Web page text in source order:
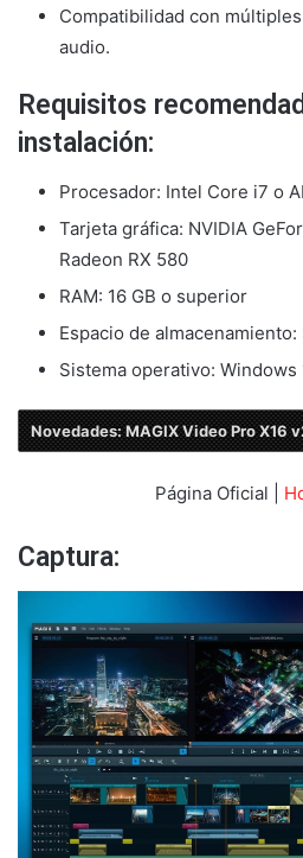
Compatibilidad con
audio.
Requisitos
instalación:
Procesador: Intel Core i7 o
Tarjeta gráfica: NVIDIA
Radeon RX 580
RAM: 16 GB o superior
Espacio de almacenamiento:
Sistema operativo: Windows
Novedades: MAGIX Video Pro X16
Página Oficial |
Captura: